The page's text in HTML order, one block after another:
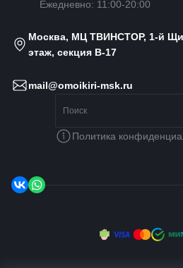
Ежедневно: 11:00-20:00
Москва, МЦ ТВИНСТОР, 1-й
этаж, секция B-17
mail@omoikiri-msk.ru
Политика